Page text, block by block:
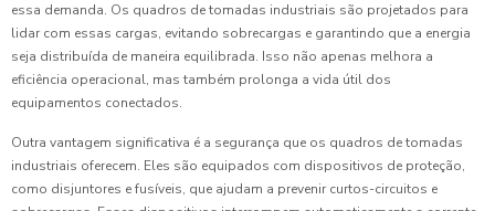
essa demanda. Os quadros de tomadas industriais são projetados para
lidar com essas cargas, evitando sobrecargas e garantindo que a energia
seja distribuída de maneira equilibrada. Isso não apenas melhora a
eficiência operacional, mas também prolonga a vida útil dos
equipamentos conectados.
Outra vantagem significativa é a segurança que os quadros de tomadas
industriais oferecem. Eles são equipados com dispositivos de proteção,
como disjuntores e fusíveis, que ajudam a prevenir curtos-circuitos e